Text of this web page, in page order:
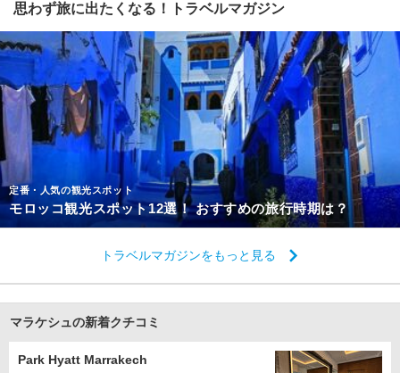
思わず旅に出たくなる！トラベルマガジン
定番・人気の観光スポット
モロッコ観光スポット12選！ おすすめの旅行時期は？
トラベルマガジンをもっと見る
マラケシュの新着クチコミ
Park Hyatt Marrakech